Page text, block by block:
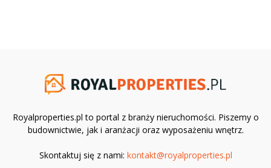
Royalproperties.pl to portal z branży nieruchomości. Piszemy o
budownictwie, jak i aranżacji oraz wyposażeniu wnętrz.
Skontaktuj się z nami: kontakt@royalproperties.pl